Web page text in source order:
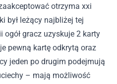
otrzyma xxi
był leżący najbliżej tej
ogół gracz uzyskuje 2 karty
pewną kartę odkrytą oraz
jeden po drugim podejmują
– mają możliwość